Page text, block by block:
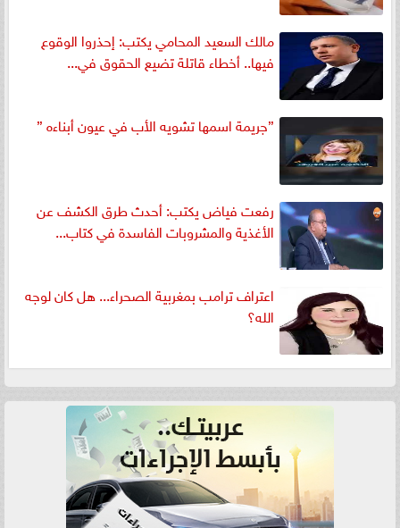
مالك السعيد المحامي يكتب: إحذروا الوقوع
فيها.. أخطاء قاتلة تضيع الحقوق في...
”جريمة اسمها تشويه الأب في عيون أبناءه ”
رفعت فياض يكتب: أحدث طرق الكشف عن
الأغذية والمشروبات الفاسدة في كتاب...
اعتراف ترامب بمغربية الصحراء... هل كان لوجه
الله؟